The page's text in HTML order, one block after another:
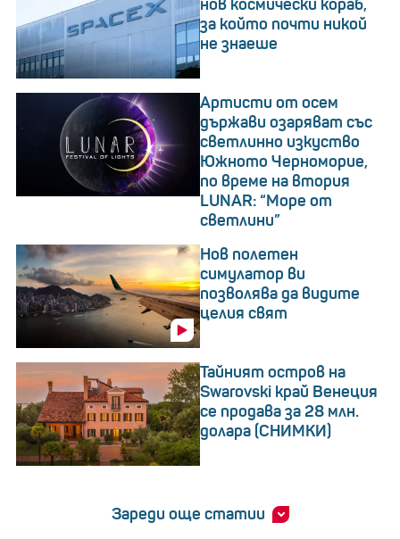
нов космически кораб,
за който почти никой
не знаеше
Артисти от осем
държави озаряват със
светлинно изкуство
Южното Черноморие,
по време на втория
LUNAR: “Море от
светлини”
Нов полетен
симулатор ви
позволява да видите
целия свят
Тайният остров на
Swarovski край Венеция
се продава за 28 млн.
долара (СНИМКИ)
Зареди още статии